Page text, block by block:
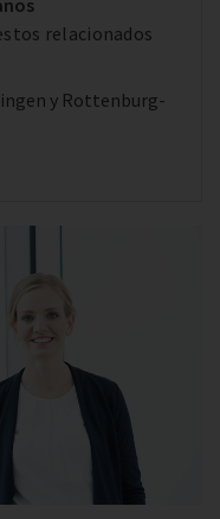
relacionados
y Rottenburg-